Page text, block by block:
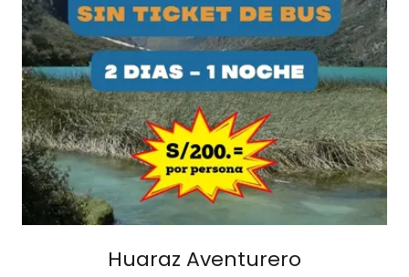
Huaraz Aventurero